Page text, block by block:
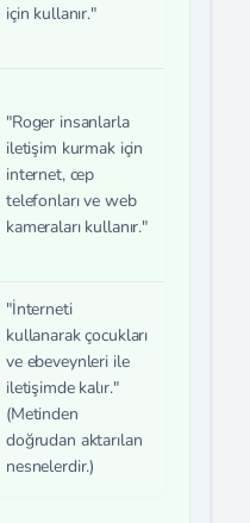
için kullanır."
"Roger insanlarla
iletişim kurmak için
internet, cep
telefonları ve web
kameraları kullanır."
"İnterneti
kullanarak çocukları
ve ebeveynleri ile
iletişimde kalır."
(Metinden
doğrudan aktarılan
nesnelerdir.)